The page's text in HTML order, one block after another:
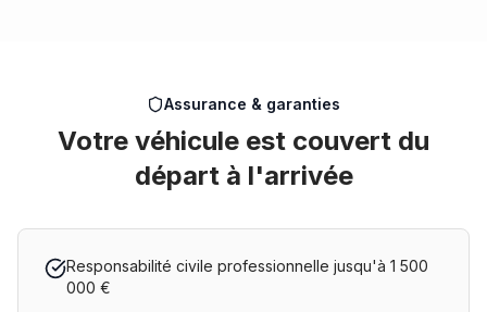
Assurance & garanties
Votre véhicule est couvert du
départ à l'arrivée
Responsabilité civile professionnelle jusqu'à 1 500
000 €